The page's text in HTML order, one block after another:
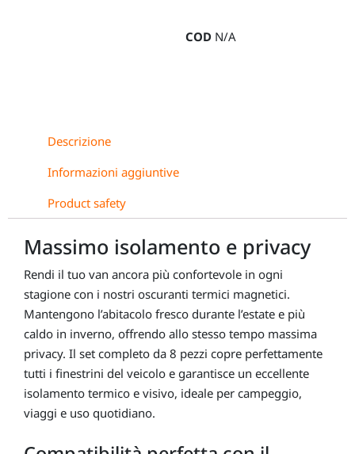
Rifter,
Doblò
COD N/A
Descrizione
Informazioni aggiuntive
Product safety
Massimo isolamento e privacy
Rendi il tuo van ancora più confortevole in ogni
stagione con i nostri oscuranti termici magnetici.
Mantengono l’abitacolo fresco durante l’estate e più
caldo in inverno, offrendo allo stesso tempo massima
privacy. Il set completo da 8 pezzi copre perfettamente
tutti i finestrini del veicolo e garantisce un eccellente
isolamento termico e visivo, ideale per campeggio,
viaggi e uso quotidiano.